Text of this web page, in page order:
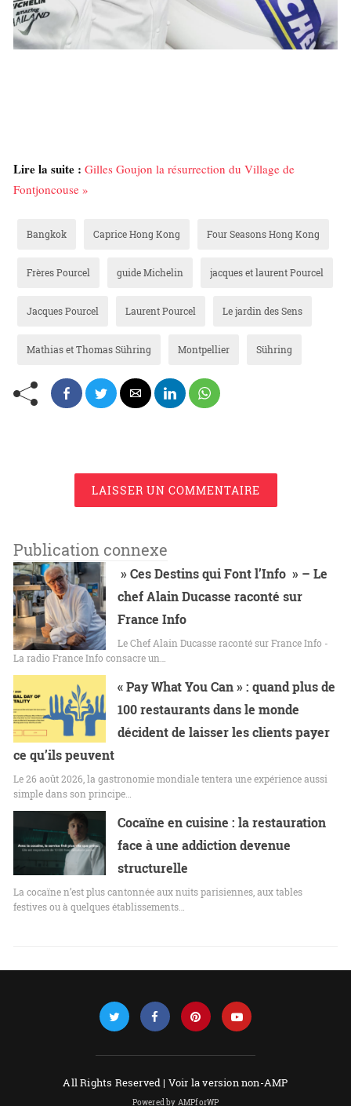
Lire la suite : Gilles Goujon la résurrection du Village de
Fontjoncouse »
Bangkok Caprice Hong Kong Four Seasons Hong Kong
Frères Pourcel guide Michelin jacques et laurent Pourcel
Jacques Pourcel Laurent Pourcel Le jardin des Sens
Mathias et Thomas Sühring Montpellier Sühring
LAISSER UN COMMENTAIRE
Publication connexe
» Ces Destins qui Font l’Info » – Le
chef Alain Ducasse raconté sur
France Info
Le Chef Alain Ducasse raconté sur France Info -
La radio France Info consacre un…
« Pay What You Can » : quand plus de
100 restaurants dans le monde
décident de laisser les clients payer
ce qu’ils peuvent
Le 26 août 2026, la gastronomie mondiale tentera une expérience aussi
simple dans son principe…
Cocaïne en cuisine : la restauration
face à une addiction devenue
structurelle
La cocaïne n’est plus cantonnée aux nuits parisiennes, aux tables
festives ou à quelques établissements…
All Rights Reserved | Voir la version non-AMP
Powered by AMPforWP